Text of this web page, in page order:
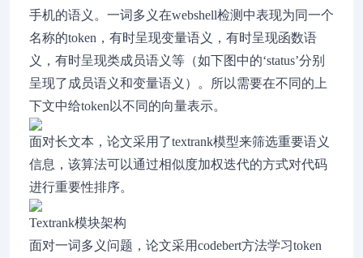
手机的语义。一词多义在webshell检测中表现为同一个
名称的token，有时呈现变量语义，有时呈现函数语
义，有时呈现类成员语义等（如下图中的‘status’分别
呈现了成员语义和变量语义）。所以需要在不同的上
下文中给token以不同的向量表示。
面对长文本，论文采用了textrank模型来筛选重要语义
信息，该算法可以通过相似度加权迭代的方式对代码
进行重要性排序。
Textrank模块架构
面对一词多义问题，论文采用codebert方法学习token